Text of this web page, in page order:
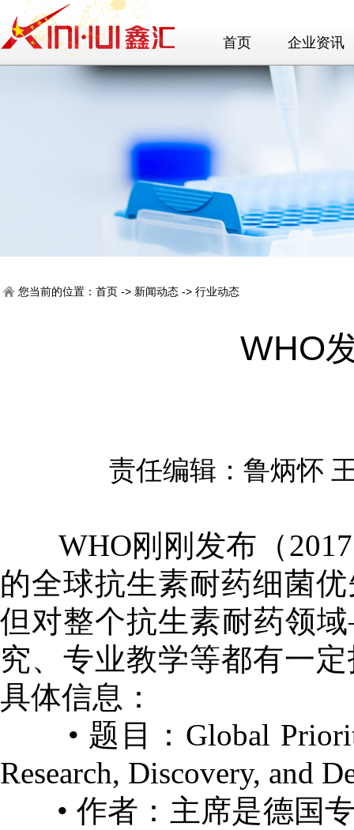
首页 企业资讯
您当前的位置： 首页 -> 新闻动态 -> 行业动态
WHO
责任编辑：鲁炳怀
WHO刚刚发布（
的全球抗生素耐药细菌
但对整个抗生素耐药领
究、专业教学等都有一
具体信息：
• 题目：Global Priority
Research, Discovery, and
• 作者：主席是德国专